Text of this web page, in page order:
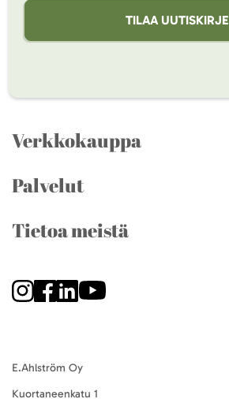
TILAA UUTISKIRJE
Verkkokauppa
Palvelut
Tietoa meistä
E.Ahlström Oy
Kuortaneenkatu 1